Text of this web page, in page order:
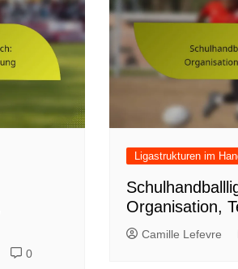
0
Ligastrukturen im
Organisation,
Camille Lefevre